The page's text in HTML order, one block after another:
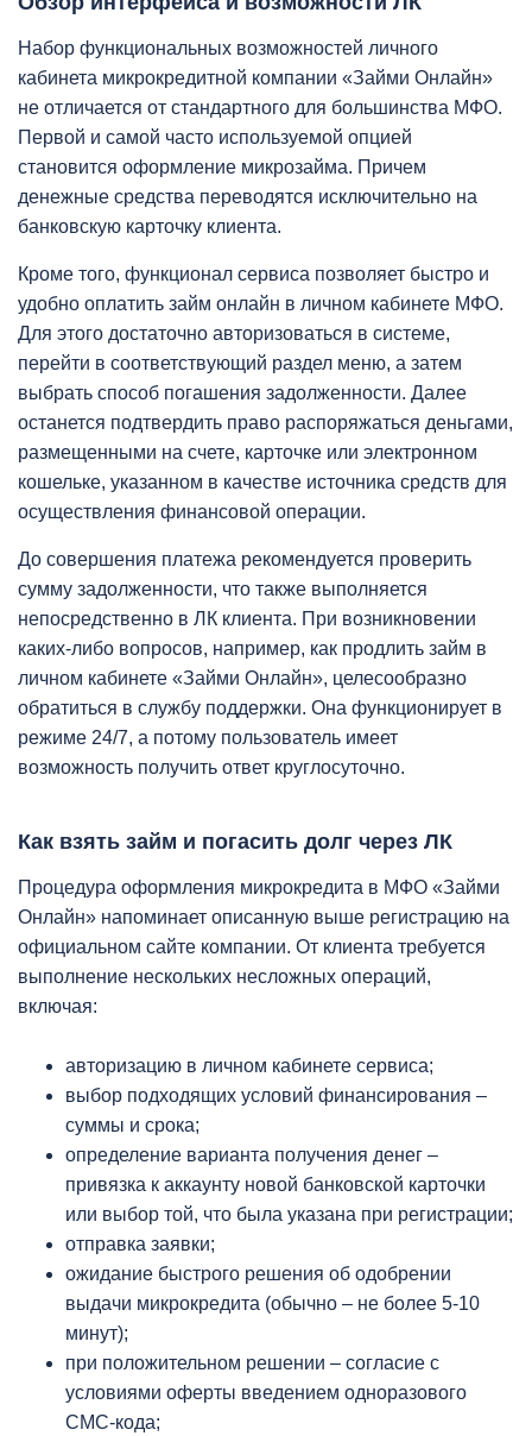
Набор функциональных возможностей личного
кабинета микрокредитной компании «Займи Онлайн»
не отличается от стандартного для большинства МФО.
Первой и самой часто используемой опцией
становится оформление микрозайма. Причем
денежные средства переводятся исключительно на
банковскую карточку клиента.
Кроме того, функционал сервиса позволяет быстро и
удобно оплатить займ онлайн в личном кабинете МФО.
Для этого достаточно авторизоваться в системе,
перейти в соответствующий раздел меню, а затем
выбрать способ погашения задолженности. Далее
останется подтвердить право распоряжаться деньгами,
размещенными на счете, карточке или электронном
кошельке, указанном в качестве источника средств для
осуществления финансовой операции.
До совершения платежа рекомендуется проверить
сумму задолженности, что также выполняется
непосредственно в ЛК клиента. При возникновении
каких-либо вопросов, например, как продлить займ в
личном кабинете «Займи Онлайн», целесообразно
обратиться в службу поддержки. Она функционирует в
режиме 24/7, а потому пользователь имеет
возможность получить ответ круглосуточно.
Как взять займ и погасить долг через ЛК
Процедура оформления микрокредита в МФО «Займи
Онлайн» напоминает описанную выше регистрацию на
официальном сайте компании. От клиента требуется
выполнение нескольких несложных операций,
включая:
авторизацию в личном кабинете сервиса;
выбор подходящих условий финансирования –
суммы и срока;
определение варианта получения денег –
привязка к аккаунту новой банковской карточки
или выбор той, что была указана при регистрации;
отправка заявки;
ожидание быстрого решения об одобрении
выдачи микрокредита (обычно – не более 5-10
минут);
при положительном решении – согласие с
условиями оферты введением одноразового
СМС-кода;